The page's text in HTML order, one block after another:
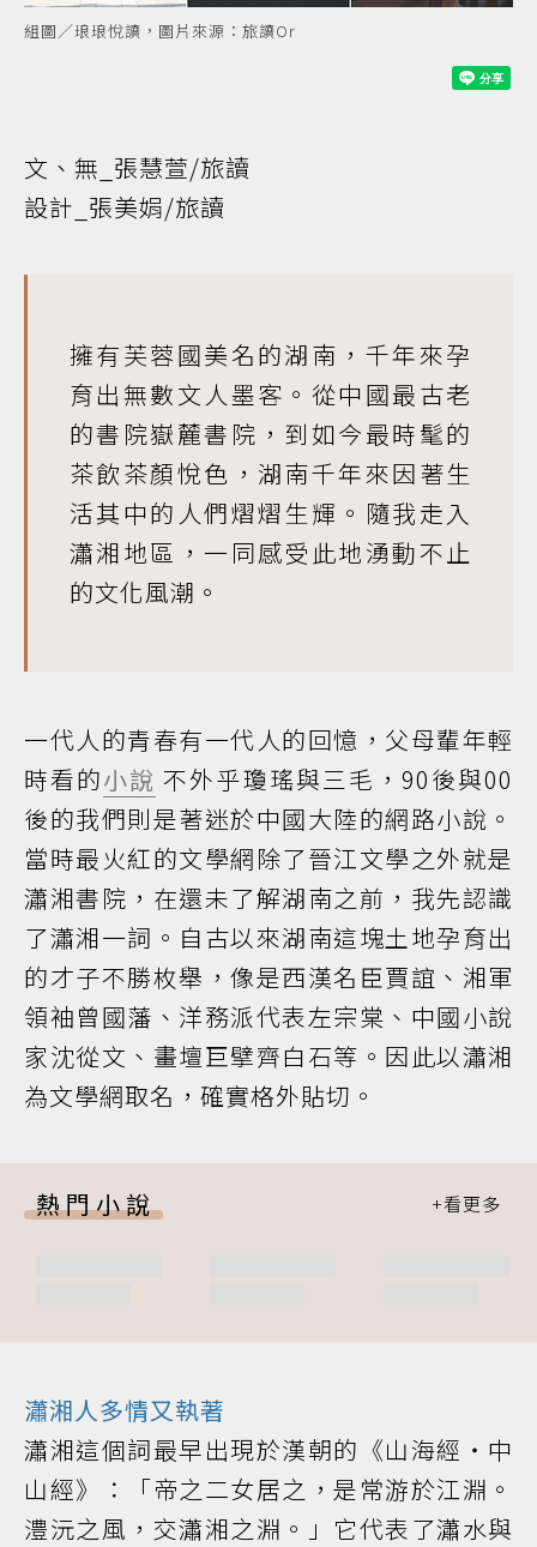
組圖／琅琅悅讀，圖片來源：旅讀Or
文、無_張慧萱/旅讀
設計_張美娟/旅讀
擁有芙蓉國美名的湖南，千年來孕
育出無數文人墨客。從中國最古老
的書院嶽麓書院，到如今最時髦的
茶飲茶顏悅色，湖南千年來因著生
活其中的人們熠熠生輝。隨我走入
瀟湘地區，一同感受此地湧動不止
的文化風潮。
一代人的青春有一代人的回憶，父母輩年輕
時看的小說 不外乎瓊瑤與三毛，90後與00
後的我們則是著迷於中國大陸的網路小說。
當時最火紅的文學網除了晉江文學之外就是
瀟湘書院，在還未了解湖南之前，我先認識
了瀟湘一詞。自古以來湖南這塊土地孕育出
的才子不勝枚舉，像是西漢名臣賈誼、湘軍
領袖曾國藩、洋務派代表左宗棠、中國小說
家沈從文、畫壇巨擘齊白石等。因此以瀟湘
為文學網取名，確實格外貼切。
熱門小說
瀟湘人多情又執著
瀟湘這個詞最早出現於漢朝的《山海經‧中
山經》：「帝之二女居之，是常游於江淵。
澧沅之風，交瀟湘之淵。」它代表了瀟水與